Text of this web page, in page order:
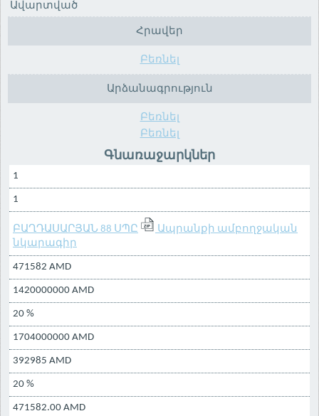
Ավարտված
Հրավեր
Բեռնել
Արձանագրություն
Բեռնել
Բեռնել
Գնառաջարկներ
1
1
ԲԱՂԴԱՍԱՐՅԱՆ 88 ՍՊԸ
Ապրանքի ամբողջական
նկարագիր
471582 AMD
1420000000 AMD
20 %
1704000000 AMD
392985 AMD
20 %
471582.00 AMD